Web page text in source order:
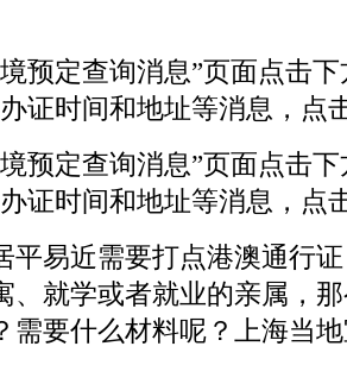
定查询消息”页面点击下
证时间和地址等消息，点
定查询消息”页面点击下
证时间和地址等消息，点
易近需要打点港澳通行证
、就学或者就业的亲属，
需要什么材料呢？上海当